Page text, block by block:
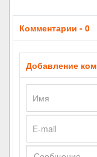
Комментарии - 0
Добавление